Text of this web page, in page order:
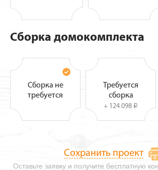
Сборка домокомплекта
Сборка не
требуется
Требуется
сборка
+ 124 098 i
Оставьте заявку и получите бесплатную
Сохранить проект